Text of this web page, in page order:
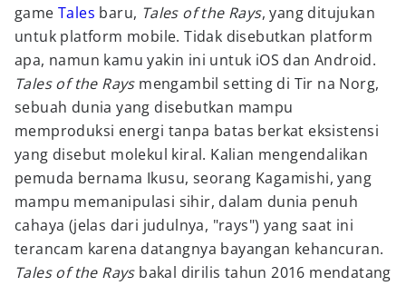
game Tales baru, Tales of the Rays, yang ditujukan
untuk platform mobile. Tidak disebutkan platform
apa, namun kamu yakin ini untuk iOS dan Android.
Tales of the Rays mengambil setting di Tir na Norg,
sebuah dunia yang disebutkan mampu
memproduksi energi tanpa batas berkat eksistensi
yang disebut molekul kiral. Kalian mengendalikan
pemuda bernama Ikusu, seorang Kagamishi, yang
mampu memanipulasi sihir, dalam dunia penuh
cahaya (jelas dari judulnya, "rays") yang saat ini
terancam karena datangnya bayangan kehancuran.
Tales of the Rays bakal dirilis tahun 2016 mendatang